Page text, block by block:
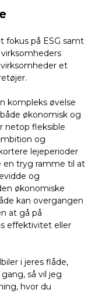
på ESG samt
virksomheders
et
kompleks øvelse
økonomisk og
netop fleksible
og
lejeperioder
en tryg ramme til at
og
økonomiske
kan overgangen
at gå på
effektivitet eller
i jeres flåde,
så vil jeg
hvor du